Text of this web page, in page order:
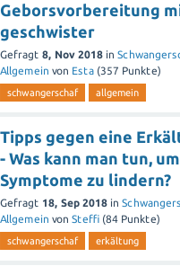
Geborsvorbereitung
geschwister
Gefragt 8, Nov 2018 in
Allgemein von Esta (357 Punkte)
schwangerschaf allgemein
Tipps gegen eine
- Was kann man tun,
Symptome zu lindern?
Gefragt 18, Sep 2018 in
Allgemein von Steffi (84 Punkte)
schwangerschaf erkältung